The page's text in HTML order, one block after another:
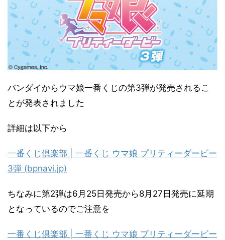
バンダイからウマ娘一番くじの第3弾が発売されるこ
とが発表されました
詳細は以下から
一番くじ倶楽部 | 一番くじ ウマ娘 プリティーダービー
3弾 (bpnavi.jp)
ちなみに第2弾は6月25日発売から8月27日発売に延期
となっているのでご注意を
一番くじ倶楽部 | 一番くじ ウマ娘 プリティーダービー